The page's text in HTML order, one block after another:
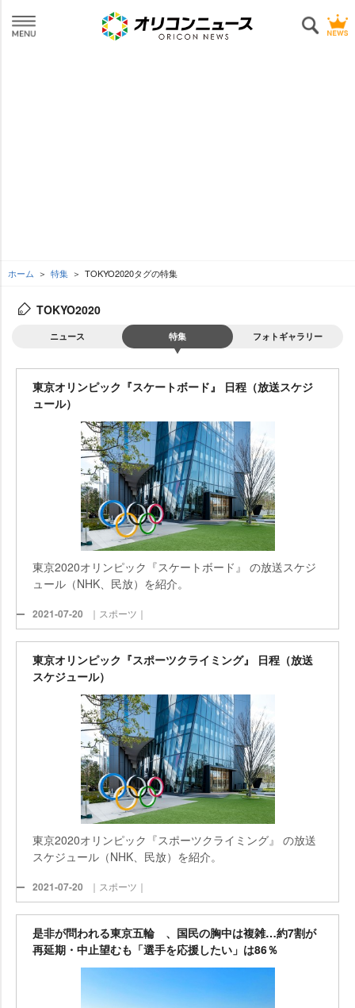
ホーム 特集 TOKYO2020タグの特集
TOKYO2020
ニュース 特集 フォトギャラリー
東京オリンピック『スケートボード』 日程（放送スケジ
ュール）
東京2020オリンピック『スケートボード』 の放送スケジ
ュール（NHK、民放）を紹介。
2021-07-20 ｜スポーツ｜
東京オリンピック『スポーツクライミング』 日程（放送
スケジュール）
東京2020オリンピック『スポーツクライミング』 の放送
スケジュール（NHK、民放）を紹介。
2021-07-20 ｜スポーツ｜
是非が問われる東京五輪 、国民の胸中は複雑…約7割が
再延期・中止望むも「選手を応援したい」は86％